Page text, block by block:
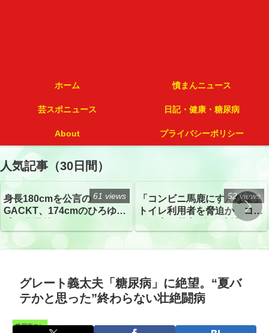
ホーム 憤まんニュース
芸スポニュース 日記・健康・糖尿病
About プライバシーポリシー
人気記事（30日間）
身長180cmを公言の
GACKT、174cmのひろゆき
トざわつき イベントでの写
真が話題
61 views
「コンビニ馬鹿にすんなよ」
トイレ利用者を脅迫か コン
52 views
グレート義太夫「糖尿病」に絶望。“夏バ
テかと思った”終わらない壮絶闘病
糖尿病スレ